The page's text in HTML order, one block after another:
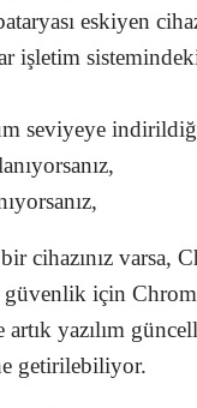
eskiyen
işletim
seviyeye
cihazınız varsa,
için
yazılım
getirilebiliyor.